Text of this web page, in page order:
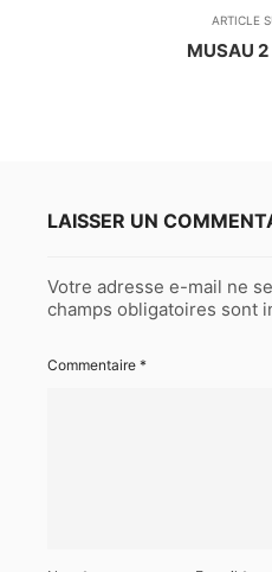
ARTICLE
MUSAU
LAISSER UN
Votre adresse e-mail ne
champs obligatoires sont
Commentaire *